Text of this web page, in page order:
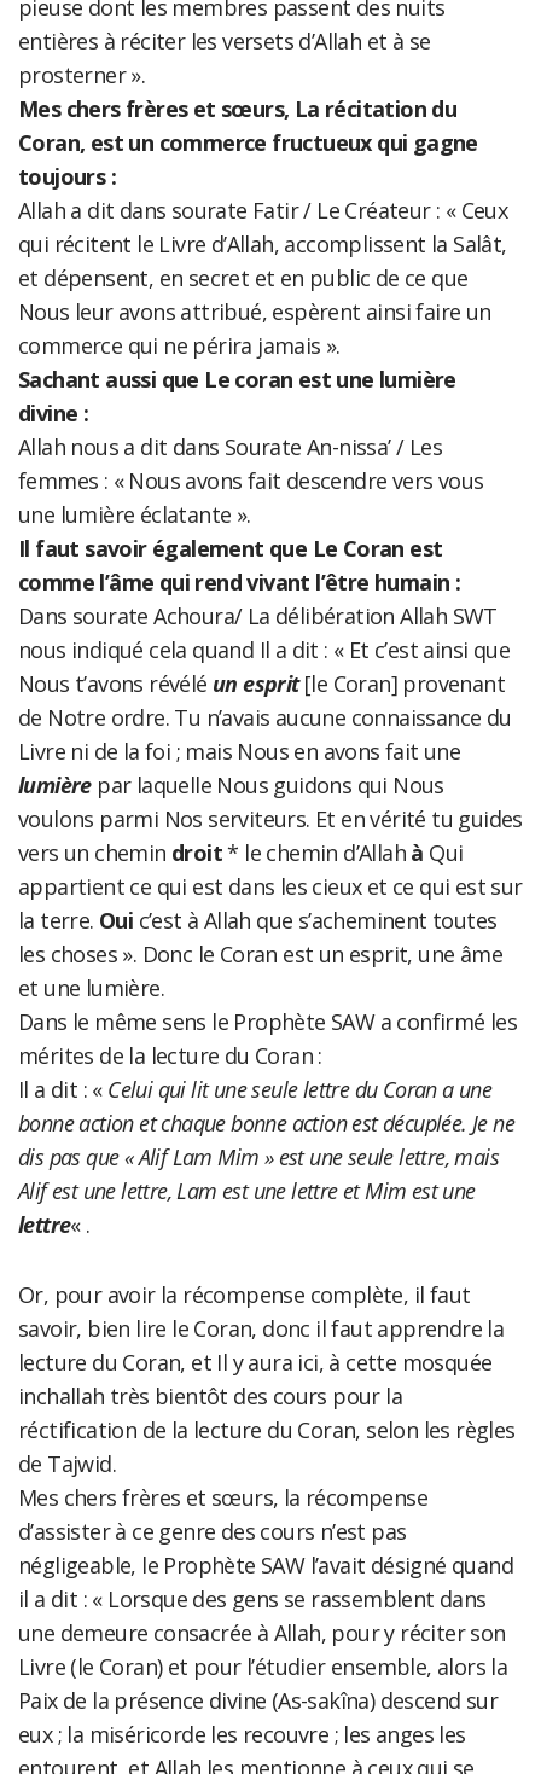
pieuse dont les membres passent des nuits
entières à réciter les versets d’Allah et à se
prosterner ».
Mes chers frères et sœurs, La récitation du
Coran, est un commerce fructueux qui gagne
toujours :
Allah a dit dans sourate Fatir / Le Créateur : « Ceux
qui récitent le Livre d’Allah, accomplissent la Salât,
et dépensent, en secret et en public de ce que
Nous leur avons attribué, espèrent ainsi faire un
commerce qui ne périra jamais ».
Sachant aussi que Le coran est une lumière
divine :
Allah nous a dit dans Sourate An-nissa’ / Les
femmes : « Nous avons fait descendre vers vous
une lumière éclatante ».
Il faut savoir également que Le Coran est
comme l’âme qui rend vivant l’être humain :
Dans sourate Achoura/ La délibération Allah SWT
nous indiqué cela quand Il a dit : « Et c’est ainsi que
Nous t’avons révélé un esprit[le Coran] provenant
de Notre ordre. Tu n’avais aucune connaissance du
Livre ni de la foi ; mais Nous en avons fait une
lumièrepar laquelle Nous guidons qui Nous
voulons parmi Nos serviteurs. Et en vérité tu guides
vers un chemin droit* le chemin d’Allah à Qui
appartient ce qui est dans les cieux et ce qui est sur
la terre. Oui c’est à Allah que s’acheminent toutes
les choses ». Donc le Coran est un esprit, une âme
et une lumière.
Dans le même sens le Prophète SAW a confirmé les
mérites de la lecture du Coran :
Il a dit : « Celui qui lit une seule lettre du Coran a une
bonne action et chaque bonne action est décuplée. Je ne
dis pas que « Alif Lam Mim » est une seule lettre, mais
Alif est une lettre, Lam est une lettre et Mim est une
lettre« .
Or, pour avoir la récompense complète, il faut
savoir, bien lire le Coran, donc il faut apprendre la
lecture du Coran, et Il y aura ici, à cette mosquée
inchallah très bientôt des cours pour la
réctification de la lecture du Coran, selon les règles
de Tajwid.
Mes chers frères et sœurs, la récompense
d’assister à ce genre des cours n’est pas
négligeable, le Prophète SAW l’avait désigné quand
il a dit : « Lorsque des gens se rassemblent dans
une demeure consacrée à Allah, pour y réciter son
Livre (le Coran) et pour l’étudier ensemble, alors la
Paix de la présence divine (As-sakîna) descend sur
eux ; la miséricorde les recouvre ; les anges les
entourent, et Allah les mentionne à ceux qui se